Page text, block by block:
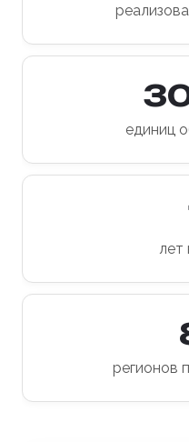
единиц
лет
регионов